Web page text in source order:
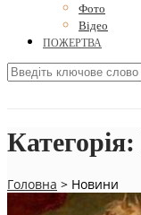
Фото
Відео
ПОЖЕРТВА
Категорія:
Головна > Новини